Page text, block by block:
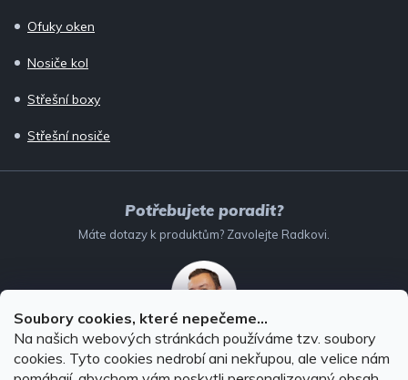
Soubory cookies, které nepečeme...
Na našich webových stránkách používáme tzv. soubory
cookies. Tyto cookies nedrobí ani nekřupou, ale velice nám
Ofuky oken
Nosiče kol
Střešní boxy
Střešní nosiče
Potřebujete poradit?
Máte dotazy k produktům? Zavolejte Radkovi.
732 147 896 (Po–Pá: 8–16:00)